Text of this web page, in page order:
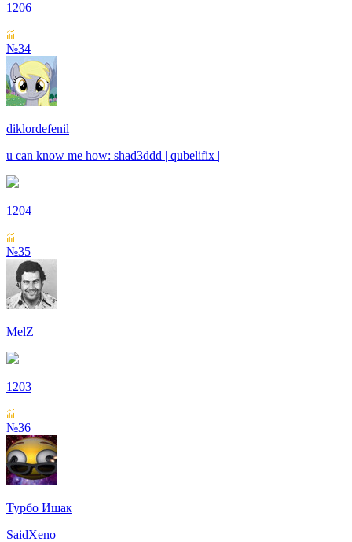
1206
№34
diklordefenil
u can know me how: shad3ddd | qubelifix |
1204
№35
MelZ
1203
№36
Турбо Ишак
SaidXeno